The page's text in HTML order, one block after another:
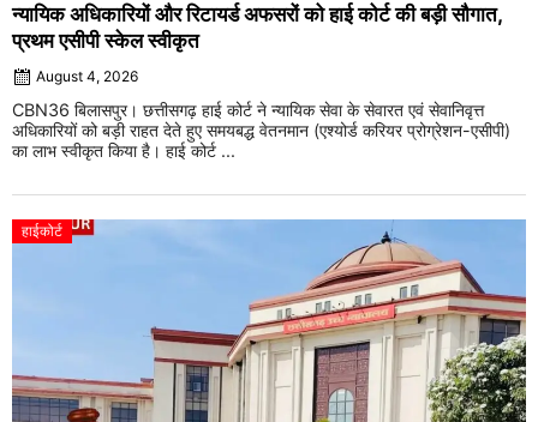
न्यायिक अधिकारियों और रिटायर्ड अफसरों को हाई कोर्ट की बड़ी सौगात,
प्रथम एसीपी स्केल स्वीकृत
August 4, 2026
CBN36 बिलासपुर। छत्तीसगढ़ हाई कोर्ट ने न्यायिक सेवा के सेवारत एवं सेवानिवृत्त
अधिकारियों को बड़ी राहत देते हुए समयबद्ध वेतनमान (एश्योर्ड करियर प्रोग्रेशन-एसीपी)
का लाभ स्वीकृत किया है। हाई कोर्ट ...
हाईकोर्ट